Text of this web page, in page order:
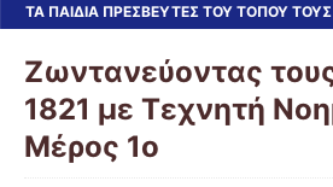
ΤΑ ΠΑΙΔΙΆ ΠΡΕΣΒΕΥΤΈΣ ΤΟΥ ΤΌΠΟΥ ΤΟΥΣ
Ζωντανεύοντας
1821 με Τεχνητή
Μέρος 1ο